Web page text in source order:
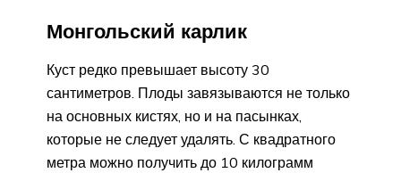
Монгольский карлик
Куст редко превышает высоту 30
сантиметров. Плоды завязываются не только
на основных кистях, но и на пасынках,
которые не следует удалять. С квадратного
метра можно получить до 10 килограмм